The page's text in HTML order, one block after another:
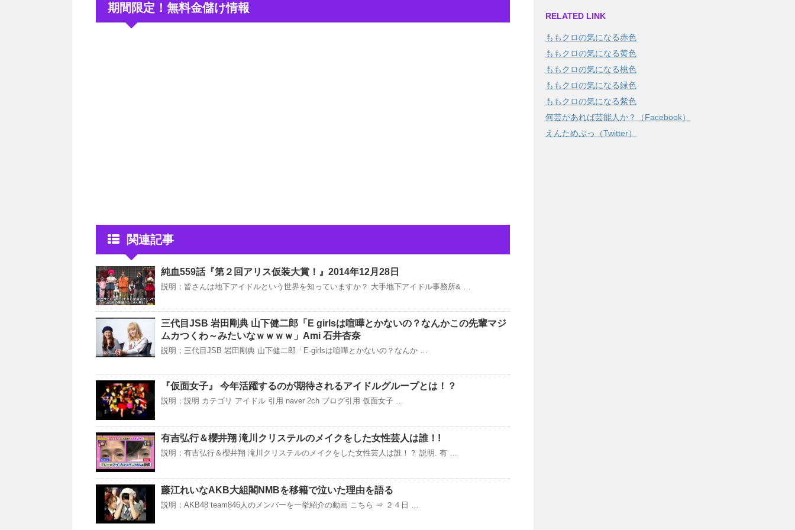
期間限定！無料金儲け情報
関連記事
純血559話『第２回アリス仮装大賞！』2014年12月28日
説明；皆さんは地下アイドルという世界を知っていますか？ 大手地下アイドル事務所& …
三代目JSB 岩田剛典 山下健二郎「E girlsは喧嘩とかないの？なんかこの先輩マジ
ムカつくわ～みたいなｗｗｗｗ」Ami 石井杏奈
説明；三代目JSB 岩田剛典 山下健二郎「E-girlsは喧嘩とかないの？なんか …
『仮面女子』 今年活躍するのが期待されるアイドルグループとは！？
説明；説明 カテゴリ アイドル 引用 naver 2ch ブログ引用 仮面女子 …
有吉弘行＆櫻井翔 滝川クリステルのメイクをした女性芸人は誰！!
説明；有吉弘行＆櫻井翔 滝川クリステルのメイクをした女性芸人は誰！？ 説明. 有 …
藤江れいなAKB大組閣NMBを移籍で泣いた理由を語る
説明；AKB48 team846人のメンバーを一挙紹介の動画 こちら ⇒ ２４日 …
RELATED LINK
ももクロの気になる赤色
ももクロの気になる黄色
ももクロの気になる桃色
ももクロの気になる緑色
ももクロの気になる紫色
何芸があれば芸能人か？（Facebook）
えんためぷっ（Twitter）